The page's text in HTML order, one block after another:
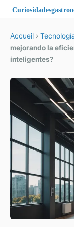
Accueil ›
mejorando la
inteligentes?